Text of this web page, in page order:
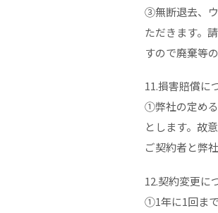
③無断退去、
ただきます。
すので廃棄等
11.損害賠償に
①弊社の定め
とします。故
ご契約者と弊
12.契約変更に
①1年に1回ま